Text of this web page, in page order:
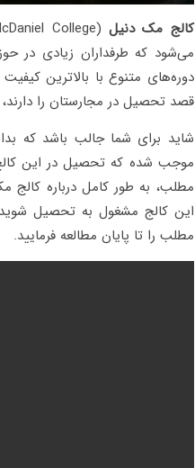
کالج مک دنیل
می‌شود که طرفداران زیادی در
دوره‌های متنوع با بالاترین
قصد تحصیل در مجارستان را
شاید برای شما جالب باشد که
موجب شده که تحصیل در این کالج
مطلب، به طور کامل درباره
این کالج مشغول به تحصیل
مطلب را تا پایان مطالعه فرمایید.